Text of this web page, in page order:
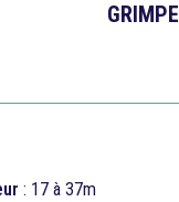
GRIMPE
: 17 à 37m